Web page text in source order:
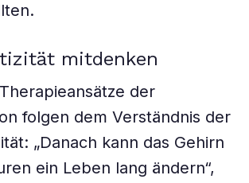
mitdenken
der
folgen dem Verständnis der
„Danach kann das Gehirn
ein Leben lang ändern“,